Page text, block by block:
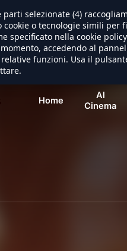
Home
Al
Cinema
parti selezionate (4)
o tecnologie simili per
specificato nella cookie
accedendo al
funzioni. Usa il